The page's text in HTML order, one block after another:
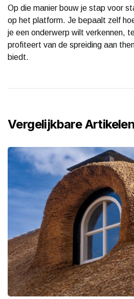
Op die manier bouw je stap voor
op het platform. Je bepaalt zelf
je een onderwerp wilt verkennen,
profiteert van de spreiding aan
biedt.
Vergelijkbare Artikelen